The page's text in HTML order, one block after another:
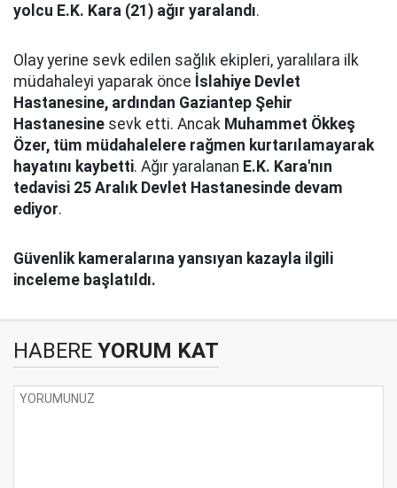
yolcu E.K. Kara (21) ağır yaralandı.
Olay yerine sevk edilen sağlık ekipleri, yaralılara ilk
müdahaleyi yaparak önce İslahiye Devlet
Hastanesine, ardından Gaziantep Şehir
Hastanesine sevk etti. Ancak Muhammet Ökkeş
Özer, tüm müdahalelere rağmen kurtarılamayarak
hayatını kaybetti. Ağır yaralanan E.K. Kara'nın
tedavisi 25 Aralık Devlet Hastanesinde devam
ediyor.
Güvenlik kameralarına yansıyan kazayla ilgili
inceleme başlatıldı.
HABERE YORUM KAT